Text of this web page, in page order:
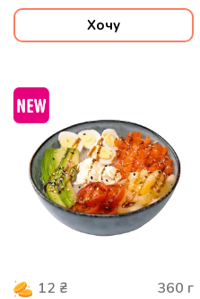
Хочу
12 ₴ 360 г